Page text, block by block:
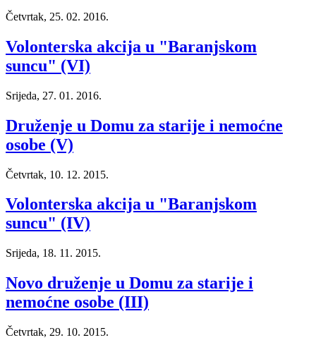
Četvrtak, 25. 02. 2016.
Volonterska akcija u "Baranjskom
suncu" (VI)
Srijeda, 27. 01. 2016.
Druženje u Domu za starije i nemoćne
osobe (V)
Četvrtak, 10. 12. 2015.
Volonterska akcija u "Baranjskom
suncu" (IV)
Srijeda, 18. 11. 2015.
Novo druženje u Domu za starije i
nemoćne osobe (III)
Četvrtak, 29. 10. 2015.